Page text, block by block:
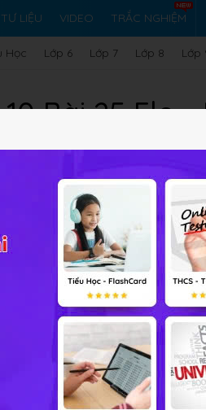
TƯ LIỆU VIDEO TRẮC NGHIỆM
Học Lớp 6 Lớp 7 Lớp 8 Lớp
Bài 25 Flo
đầy đủ đáp án và lời giải giúp